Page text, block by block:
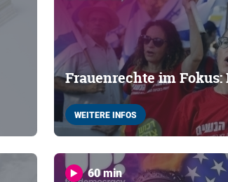
Frauenrechte im Fokus:
WEITERE INFOS
60 min